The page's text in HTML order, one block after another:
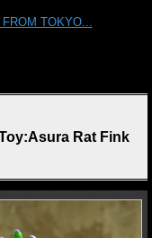
TOKYO...
Rat Fink